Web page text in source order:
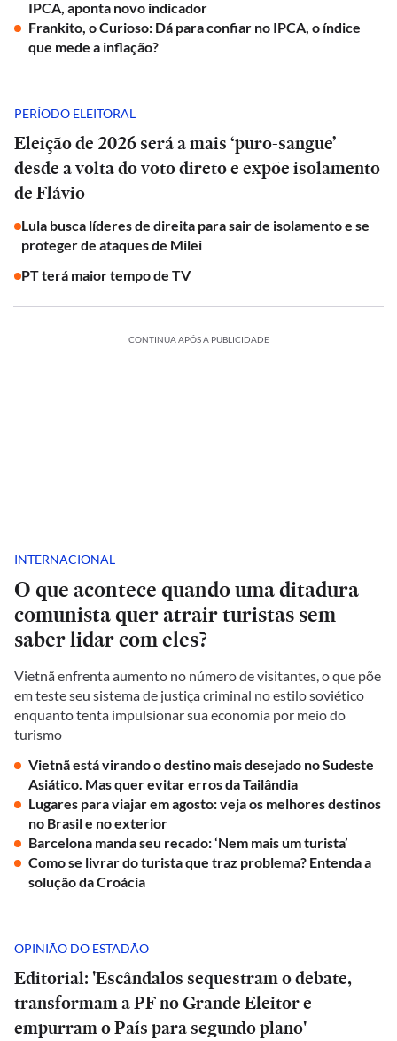
IPCA, aponta novo indicador
Frankito, o Curioso: Dá para confiar no IPCA, o índice
que mede a inflação?
PERÍODO ELEITORAL
Eleição de 2026 será a mais ‘puro-sangue’
desde a volta do voto direto e expõe isolamento
de Flávio
Lula busca líderes de direita para sair de isolamento e se
proteger de ataques de Milei
PT terá maior tempo de TV
CONTINUA APÓS A PUBLICIDADE
INTERNACIONAL
O que acontece quando uma ditadura
comunista quer atrair turistas sem
saber lidar com eles?
Vietnã enfrenta aumento no número de visitantes, o que põe
em teste seu sistema de justiça criminal no estilo soviético
enquanto tenta impulsionar sua economia por meio do
turismo
Vietnã está virando o destino mais desejado no Sudeste
Asiático. Mas quer evitar erros da Tailândia
Lugares para viajar em agosto: veja os melhores destinos
no Brasil e no exterior
Barcelona manda seu recado: ‘Nem mais um turista’
Como se livrar do turista que traz problema? Entenda a
solução da Croácia
OPINIÃO DO ESTADÃO
Editorial: 'Escândalos sequestram o debate,
transformam a PF no Grande Eleitor e
empurram o País para segundo plano'